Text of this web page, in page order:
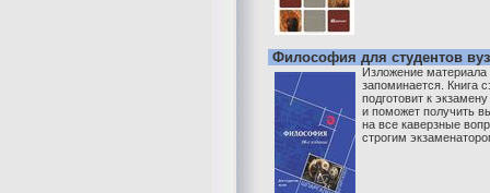
Философия для студентов
Изложение материала
запоминается. Книга
подготовит к
и поможет получить
на все каверзные
строгим